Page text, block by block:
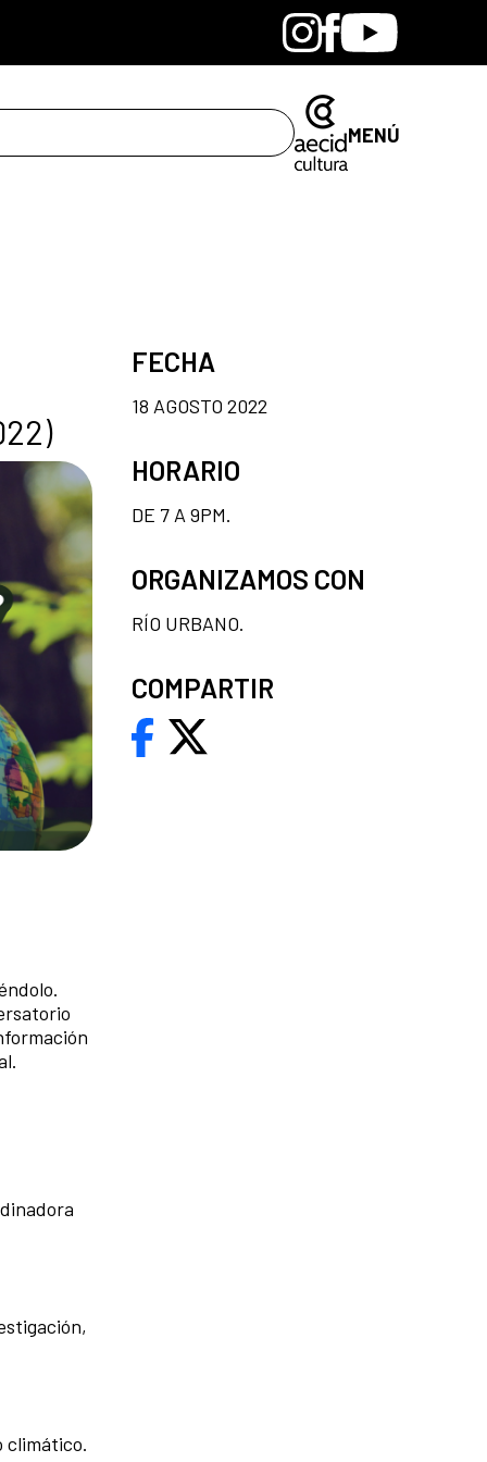
BandcampInstagram
Facebook
Youtube
MENÚ
climático.
FECHA
18 AGOSTO 2022
HORARIO
DE 7 A 9PM.
ORGANIZAMOS CON
RÍO URBANO.
COMPARTIR